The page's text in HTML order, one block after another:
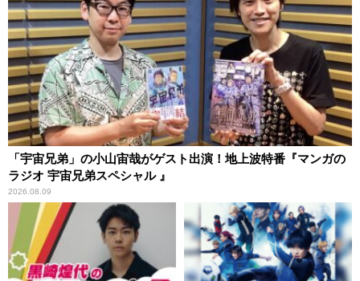
「宇宙兄弟」の小山宙哉がゲスト出演！地上波特番『マンガの
ラジオ 宇宙兄弟スペシャル 』
2026.08.09